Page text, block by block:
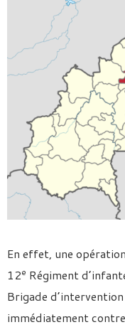
En effet, une
12e Régiment
Brigade
immédiatement